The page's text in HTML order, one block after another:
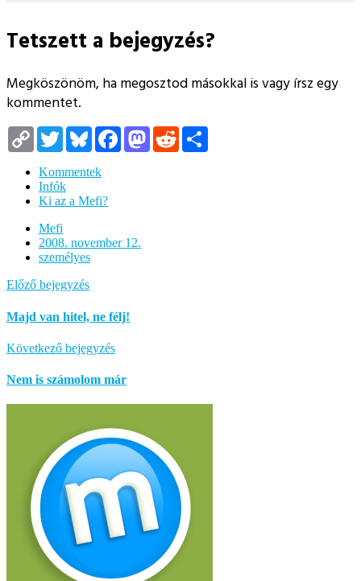
Tetszett a bejegyzés?
Megköszönöm, ha megosztod másokkal is vagy írsz egy
kommentet.
Copy
Link
TwitterBlueskyFacebookMastodon
Reddit
Kommentek
Infók
Ki az a Mefi?
Mefi
2008. november 12.
személyes
Előző bejegyzés
Majd van hitel, ne félj!
Következő bejegyzés
Nem is számolom már